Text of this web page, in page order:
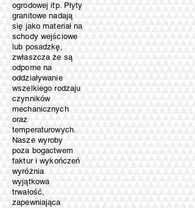
ogrodowej itp. Płyty
granitowe nadają
się jako materiał na
schody wejściowe
lub posadzkę,
zwłaszcza że są
odporne na
oddziaływanie
wszelkiego rodzaju
czynników
mechanicznych
oraz
temperaturowych.
Nasze wyroby
poza bogactwem
faktur i wykończeń
wyróżnia
wyjątkowa
trwałość,
zapewniająca